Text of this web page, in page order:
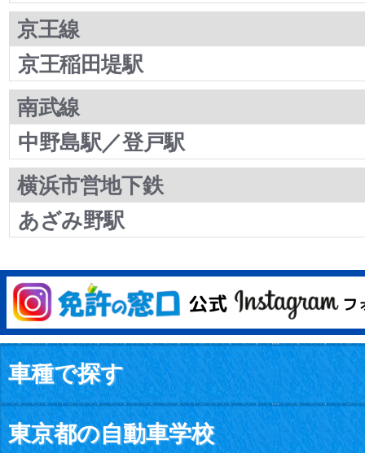
京王線
京王稲田堤駅
南武線
中野島駅／登戸駅
横浜市営地下鉄
あざみ野駅
車種で探す
東京都の自動車学校